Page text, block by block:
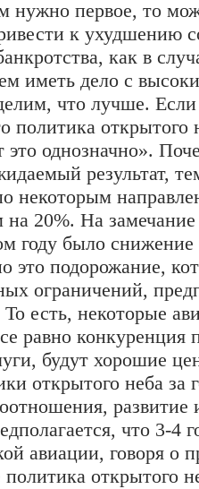
нужно первое, то
к ухудшению
как в
иметь дело с
что лучше.
политика открытого
однозначно».
результат,
некоторым
на 20%. На
году было снижение
это подорожание,
ограничений,
есть, некоторые
равно конкуренция
будут хорошие
открытого неба за
развитие
что 3-4
авиации, говоря о
политика открытого